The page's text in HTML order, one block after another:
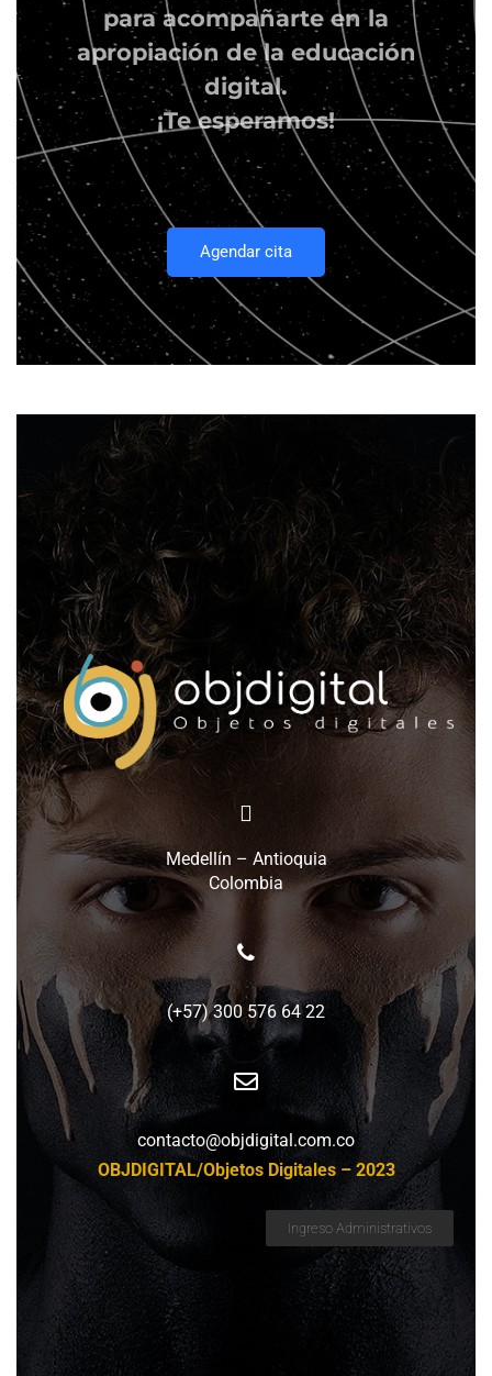
para acompañarte en la
apropiación de la educación
digital.
¡Te esperamos!
Agendar cita
Medellín – Antioquia
Colombia
(+57) 300 576 64 22
contacto@objdigital.com.co
OBJDIGITAL/Objetos Digitales – 2023
Ingreso Administrativos